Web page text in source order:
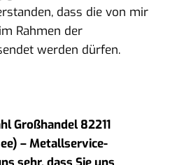
dass die von mir
Rahmen der
werden dürfen.
Großhandel 82211
– Metallservice-